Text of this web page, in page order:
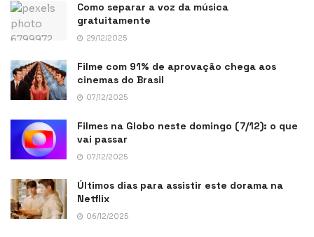
Como separar a voz da música
gratuitamente
29/12/2025
Filme com 91% de aprovação chega aos
cinemas do Brasil
07/12/2025
Filmes na Globo neste domingo (7/12): o que
vai passar
07/12/2025
Últimos dias para assistir este dorama na
Netflix
06/12/2025